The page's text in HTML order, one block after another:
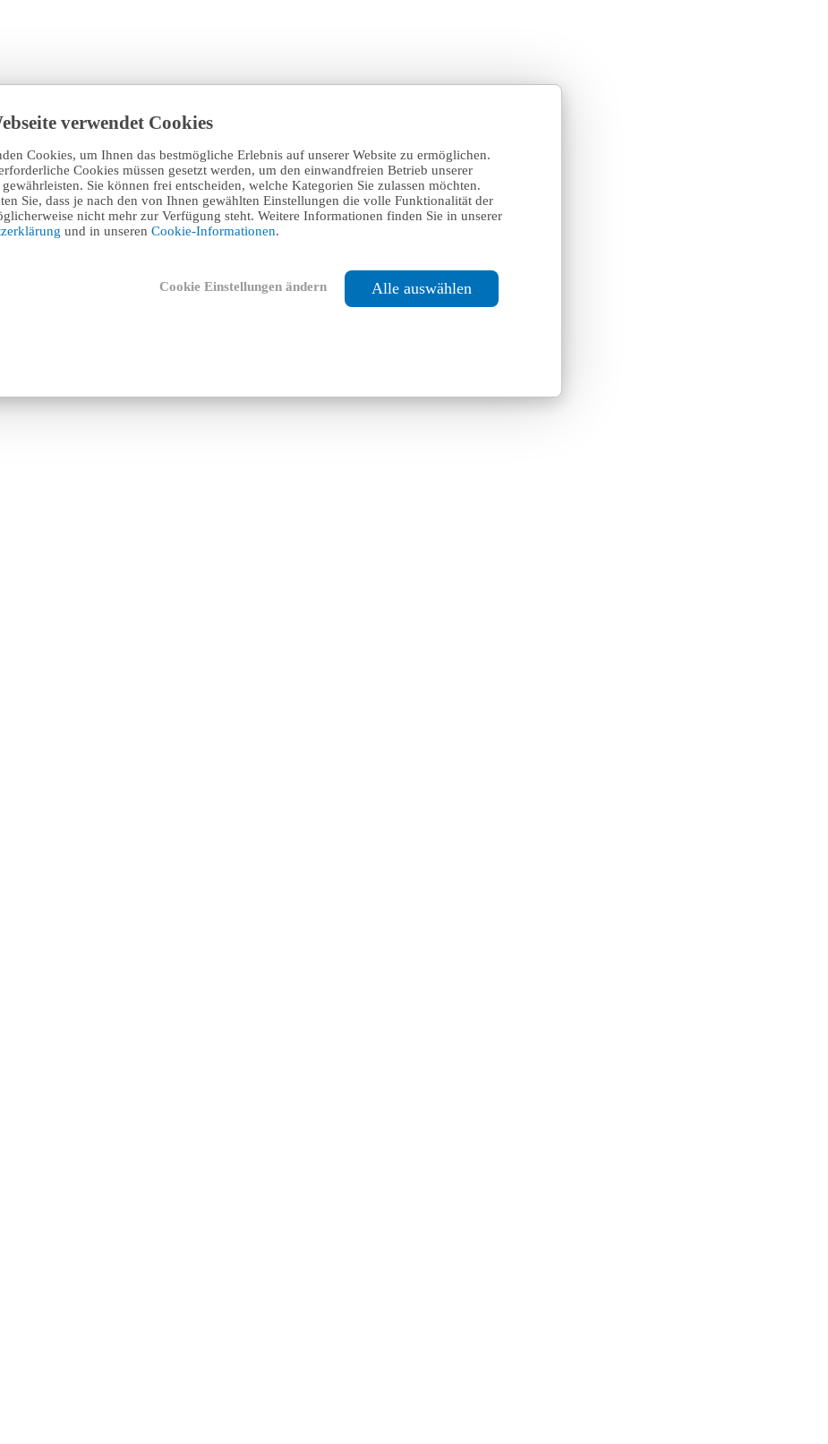
verwendet Cookies
Cookies, um Ihnen das bestmögliche Erlebnis auf unserer Website zu ermöglichen.
Cookies müssen gesetzt werden, um den einwandfreien Betrieb unserer
Sie können frei entscheiden, welche Kategorien Sie zulassen möchten.
Sie, dass je nach den von Ihnen gewählten Einstellungen die volle Funktionalität der
nicht mehr zur Verfügung steht. Weitere Informationen finden Sie in unserer
und in unseren Cookie-Informationen.
Cookie Einstellungen ändern Alle auswählen